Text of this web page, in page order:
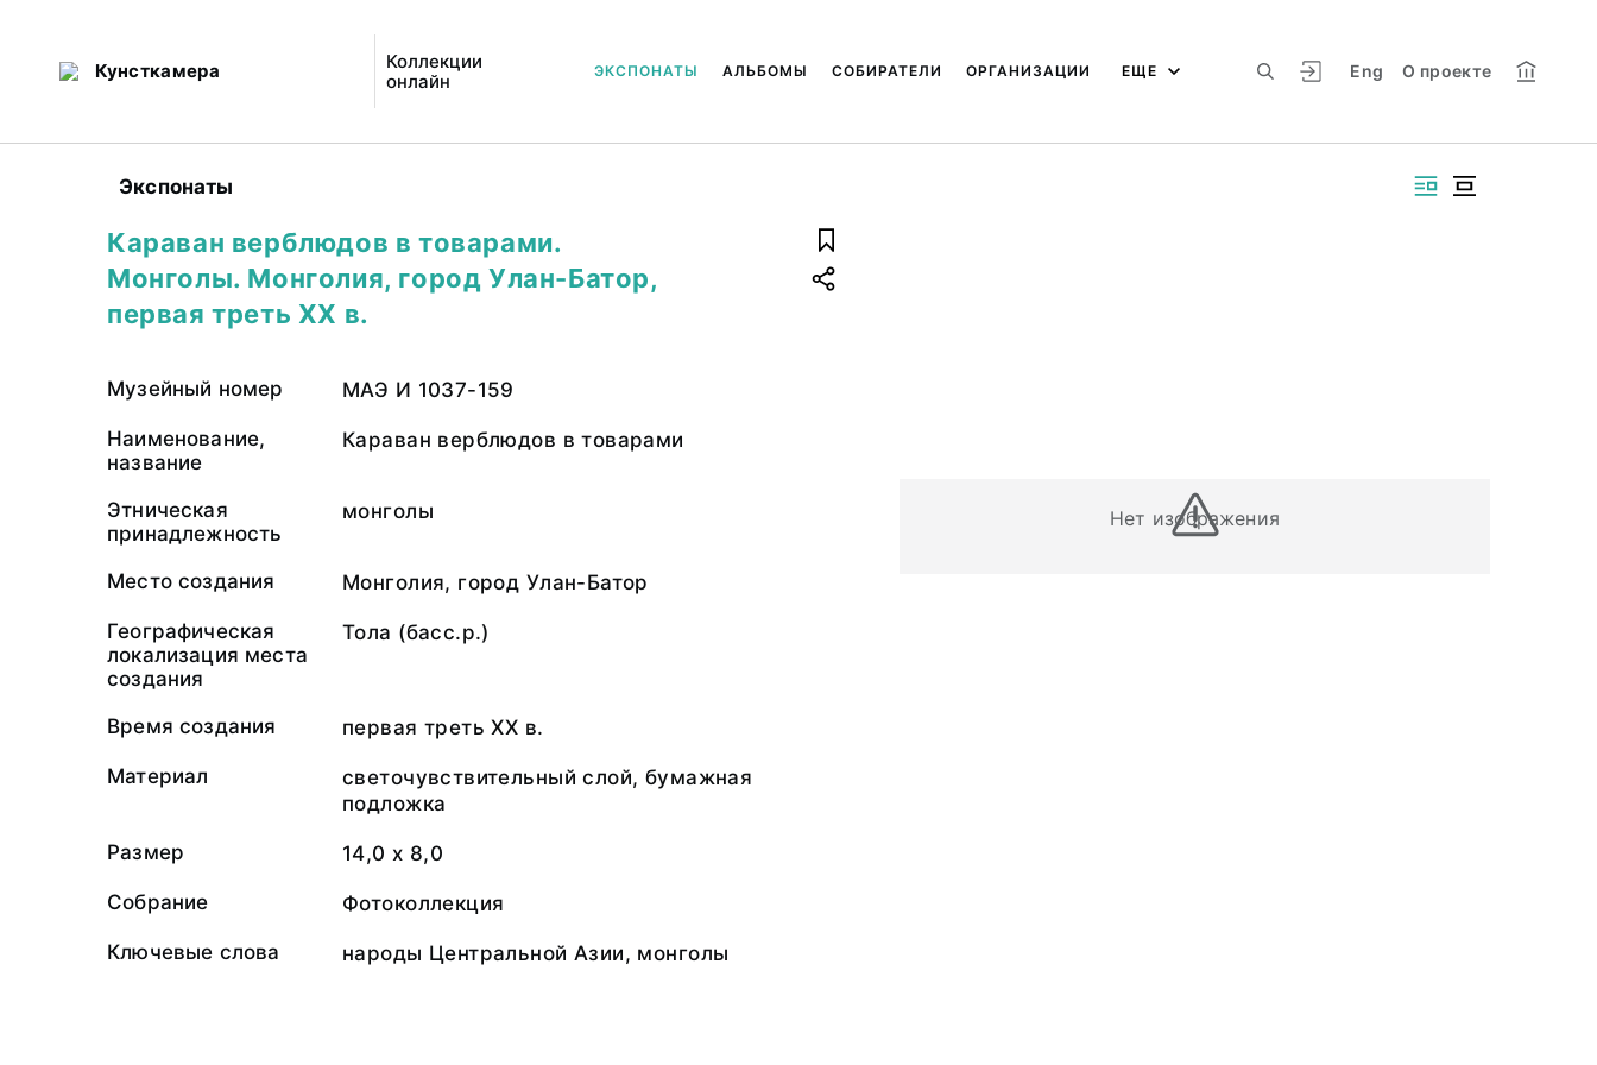
Кунсткамера
Коллекции
онлайн
Eng О проекте
ЭКСПОНАТЫ АЛЬБОМЫ СОБИРАТЕЛИ ОРГАНИЗАЦИИ ЕЩЕ
Экспонаты
Нет изображения
Караван верблюдов в товарами.
Монголы. Монголия, город Улан-Батор,
первая треть ХХ в.
Музейный номер МАЭ И 1037-159
Наименование,
название
Караван верблюдов в товарами
Этническая
принадлежность
монголы
Место создания Монголия, город Улан-Батор
Географическая
локализация места
создания
Тола (басс.р.)
Время создания первая треть ХХ в.
Материал
светочувствительный слой, бумажная
подложка
Размер 14,0 х 8,0
Собрание Фотоколлекция
Ключевые слова народы Центральной Азии, монголы